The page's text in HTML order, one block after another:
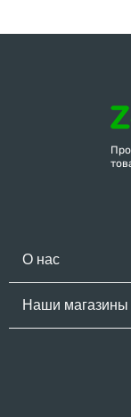
О нас
Наши магазины